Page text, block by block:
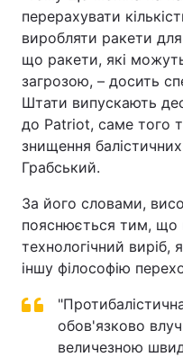
перерахувати
виробляти ракети
що ракети, які
загрозою, – досить
Штати випускають
до Patriot, саме того
знищення
Грабський.
За його словами,
пояснюється тим, що
технологічний виріб,
іншу філософію
обов'язково
величезною